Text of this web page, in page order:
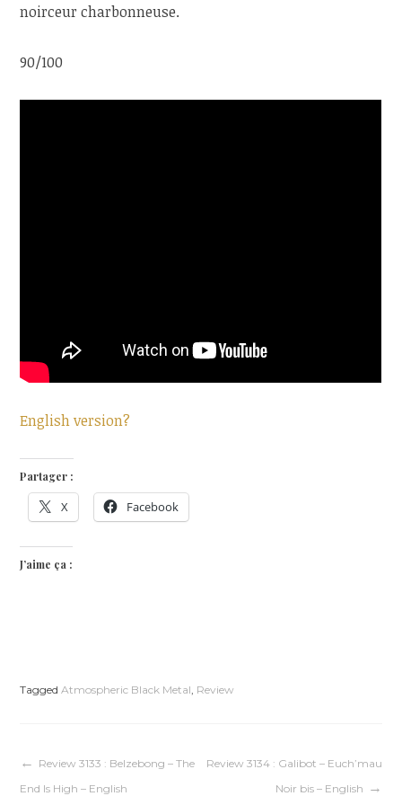
noirceur charbonneuse.
90/100
English version?
Partager :
X Facebook
J’aime ça :
Tagged Atmospheric Black Metal Review
Navigation
Review 3133 : Belzebong – The
End Is High – English
Review 3134 : Galibot – Euch’mau
Noir bis – English